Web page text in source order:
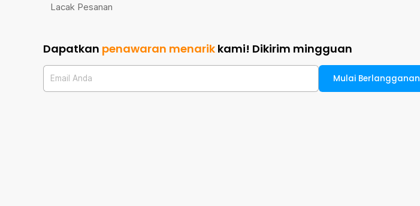
Lacak Pesanan
Dapatkan penawaran menarik kami! Dikirim mingguan
Email Anda Mulai Berlangganan